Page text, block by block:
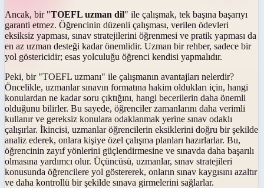
Ancak, bir "TOEFL uzman dil" ile çalışmak, tek başına başarıyı
garanti etmez. Öğrencinin düzenli çalışması, verilen ödevleri
eksiksiz yapması, sınav stratejilerini öğrenmesi ve pratik yapması da
en az uzman desteği kadar önemlidir. Uzman bir rehber, sadece bir
yol göstericidir; esas yolculuğu öğrenci kendisi yapmalıdır.
Peki, bir "TOEFL uzmanı" ile çalışmanın avantajları nelerdir?
Öncelikle, uzmanlar sınavın formatına hakim oldukları için, hangi
konulardan ne kadar soru çıktığını, hangi becerilerin daha önemli
olduğunu bilirler. Bu sayede, öğrenciler zamanlarını daha verimli
kullanır ve gereksiz konulara odaklanmak yerine sınav odaklı
çalışırlar. İkincisi, uzmanlar öğrencilerin eksiklerini doğru bir şekilde
analiz ederek, onlara kişiye özel çalışma planları hazırlarlar. Bu,
öğrencinin zayıf yönlerini güçlendirmesine ve sınavda daha başarılı
olmasına yardımcı olur. Üçüncüsü, uzmanlar, sınav stratejileri
konusunda öğrencilere yol göstererek, onların sınav kaygısını azaltır
ve daha kontrollü bir şekilde sınava girmelerini sağlarlar.